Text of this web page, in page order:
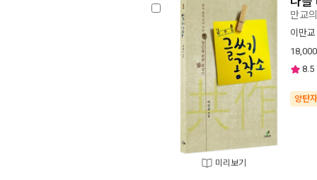
미리보기
만교
이만교
18,000
8.5
양탄